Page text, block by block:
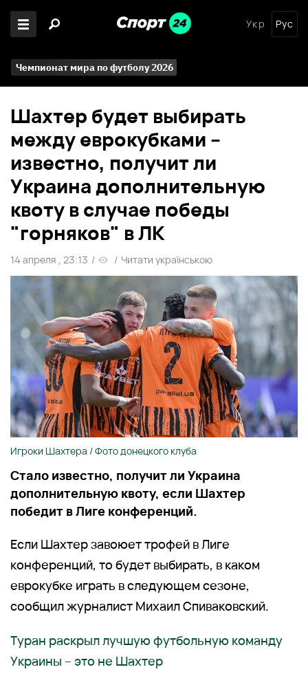
Укр Рус
Чемпионат мира по футболу 2026
Шахтер будет выбирать
между еврокубками –
известно, получит ли
Украина дополнительную
квоту в случае победы
"горняков" в ЛК
14 апреля , 23:13 / / Читати українською
Игроки Шахтера / Фото донецкого клуба
Стало известно, получит ли Украина
дополнительную квоту, если Шахтер
победит в Лиге конференций.
Если Шахтер завоюет трофей в Лиге
конференций, то будет выбирать, в каком
еврокубке играть в следующем сезоне,
сообщил журналист Михаил Спиваковский.
Туран раскрыл лучшую футбольную команду
Украины – это не Шахтер